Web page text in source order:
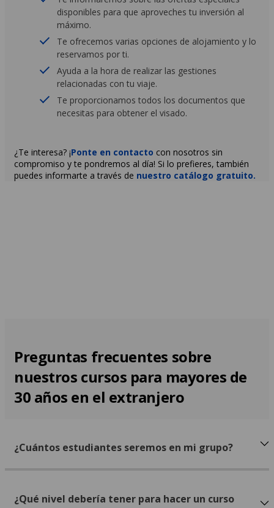
disponibles para que aproveches tu inversión al
máximo.
Te ofrecemos varias opciones de alojamiento y lo
reservamos por ti.
Ayuda a la hora de realizar las gestiones
relacionadas con tu viaje.
Te proporcionamos todos los documentos que
necesitas para obtener el visado.
¿Te interesa? ¡Ponte en contacto con nosotros sin
compromiso y te pondremos al día! Si lo prefieres, también
puedes informarte a través de nuestro catálogo gratuito.
Preguntas frecuentes sobre
nuestros cursos para mayores de
30 años en el extranjero
¿Cuántos estudiantes seremos en mi grupo?
¿Qué nivel debería tener para hacer un curso